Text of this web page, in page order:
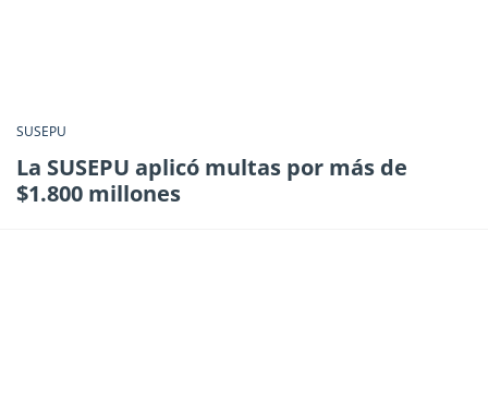
SUSEPU
La SUSEPU aplicó multas por más de
$1.800 millones